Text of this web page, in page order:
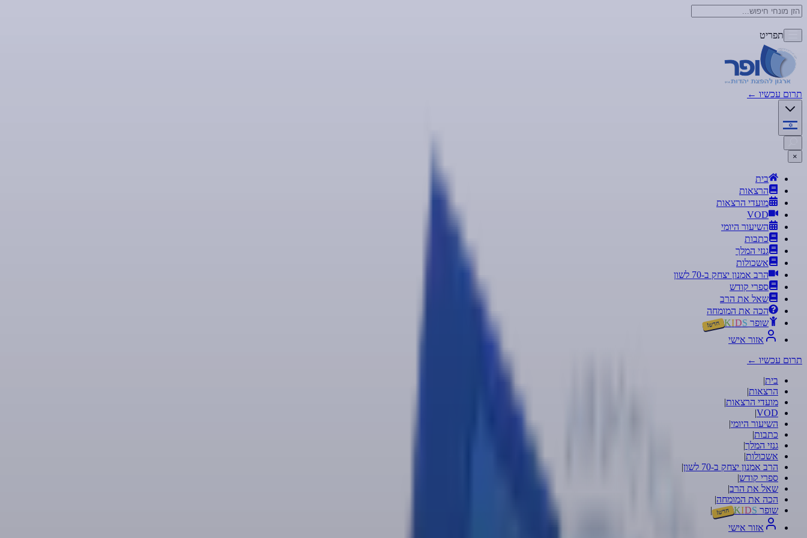
תפריט
תרום עכשיו ←
×
בית
הרצאות
מועדי הרצאות
VOD
השיעור היומי
כתבות
גנזי המלך
אשכולות
הרב אמנון יצחק ב-70 לשון
ספרי קודש
שאל את הרב
הכה את המומחה
שופר
KIDS חדש!
אזור אישי
תרום עכשיו ←
בית|
הרצאות|
מועדי הרצאות|
VOD
|
השיעור היומי|
כתבות|
גנזי המלך|
אשכולות|
הרב אמנון יצחק ב-70 לשון
|
ספרי קודש|
שאל את הרב|
הכה את המומחה|
שופר
KIDS חדש! |
אזור אישי